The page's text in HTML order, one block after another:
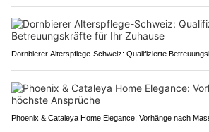
Dornbierer Alterspflege-Schweiz: Qualifizierte
Phoenix & Cataleya Home Elegance: Vorhänge nach